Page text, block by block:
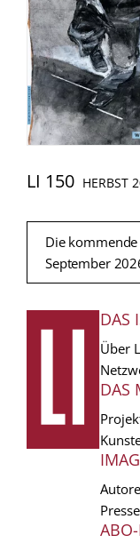
LI 150 HERBST
Die
September
DAS
Über
DAS